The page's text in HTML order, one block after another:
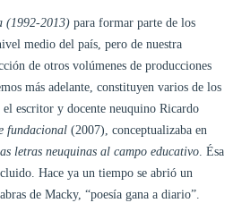
(1992-2013) para formar parte de los
medio del país, pero de nuestra
de otros volúmenes de producciones
más adelante, constituyen varios de los
escritor y docente neuquino Ricardo
fundacional (2007), conceptualizaba en
letras neuquinas al campo educativo. Ésa
Hace ya un tiempo se abrió un
de Macky, “poesía gana a diario”.